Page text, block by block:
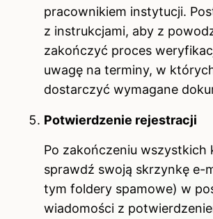
pracownikiem instytucji.
z instrukcjami, aby z
zakończyć proces
uwagę na terminy, w
dostarczyć wymagane
Potwierdzenie rejestracji
Po zakończeniu wszystkich
sprawdź swoją skrzynkę e-
tym foldery spamowe) w
wiadomości z